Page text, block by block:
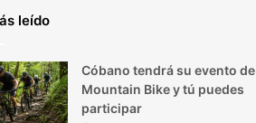
leído
Cóbano tendrá su evento de
Mountain Bike y tú puedes
participar